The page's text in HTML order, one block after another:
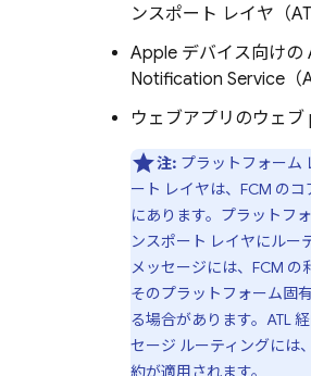
ンスポート レイヤ（
Apple デバイス向けの
Notification Service（
ウェブアプリのウェ
注: プラットフォーム
ート レイヤは、 FCM のコ
にあります。プラットフ
ンスポート レイヤにルー
メッセージには、FCM の
そのプラットフォーム固
る場合があります。ATL
セージ ルーティングには、
約が適用されます。